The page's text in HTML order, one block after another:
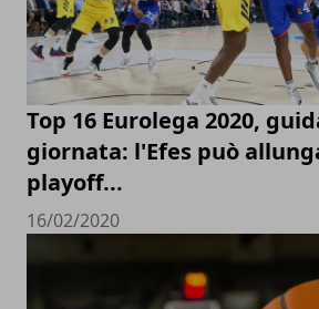
Top 16 Eurolega 2020,
giornata: l'Efes può
playoff...
16/02/2020